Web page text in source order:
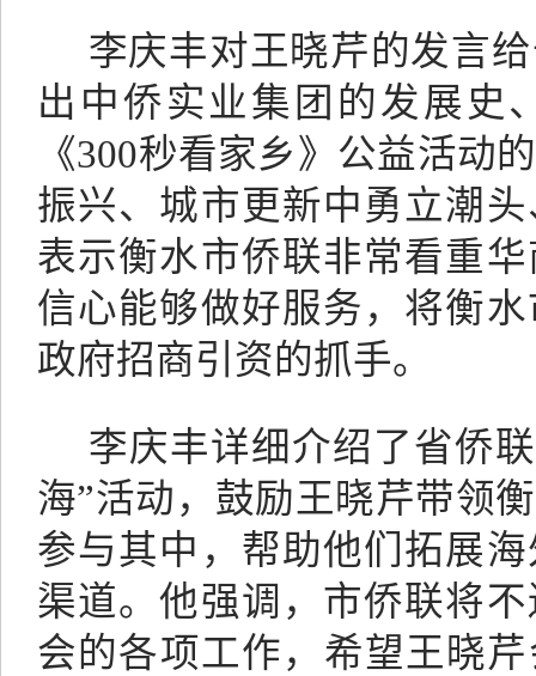
李庆丰对王晓芹的发言
出中侨实业集团的发展史
《300秒看家乡》公益活动
振兴、城市更新中勇立潮
表示衡水市侨联非常看重
信心能够做好服务，将衡
政府招商引资的抓手。
李庆丰详细介绍了省侨联
海”活动，鼓励王晓芹带领
参与其中，帮助他们拓展
渠道。他强调，市侨联将
会的各项工作，希望王晓